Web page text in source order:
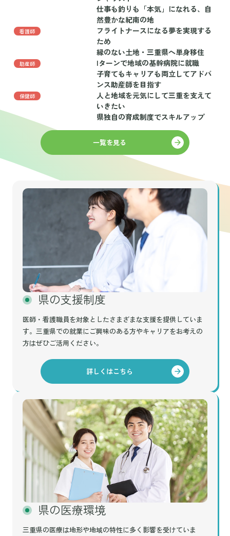
仕事も釣りも「本気」になれる、自
然豊かな紀南の地
看護師
フライトナースになる夢を実現する
ため
縁のない土地・三重県へ単身移住
助産師
Iターンで地域の基幹病院に就職
子育てもキャリアも両立してアドバ
ンス助産師を目指す
保健師
人と地域を元気にして三重を支えて
いきたい
県独自の育成制度でスキルアップ
一覧を見る
県の支援制度
医師・看護職員を対象としたさまざまな支援を提供していま
す。三重県での就業にご興味のある方やキャリアをお考えの
方はぜひご活用ください。
詳しくはこちら
県の医療環境
三重県の医療は地形や地域の特性に多く影響を受けていま